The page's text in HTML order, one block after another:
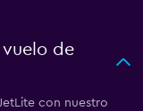
de
con nuestro